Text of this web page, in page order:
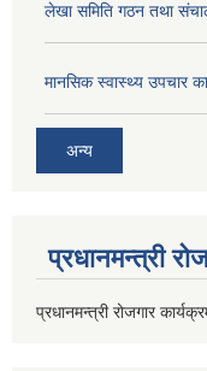
लेखा समिति गठन तथा
मानसिक स्वास्थ्य उपचार
अन्य
प्रधानमन्त्री
प्रधानमन्त्री रोजगार